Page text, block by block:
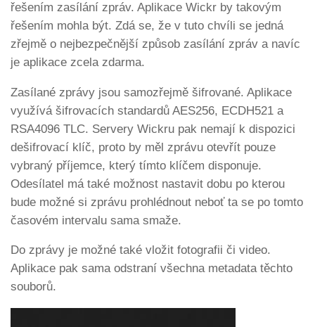
řešením zasílání zpráv. Aplikace Wickr by takovým
řešením mohla být. Zdá se, že v tuto chvíli se jedná
zřejmě o nejbezpečnější způsob zasílání zpráv a navíc
je aplikace zcela zdarma.
Zasílané zprávy jsou samozřejmě šifrované. Aplikace
využívá šifrovacích standardů AES256, ECDH521 a
RSA4096 TLC. Servery Wickru pak nemají k dispozici
dešifrovací klíč, proto by měl zprávu otevřít pouze
vybraný příjemce, který tímto klíčem disponuje.
Odesílatel má také možnost nastavit dobu po kterou
bude možné si zprávu prohlédnout neboť ta se po tomto
časovém intervalu sama smaže.
Do zprávy je možné také vložit fotografii či video.
Aplikace pak sama odstraní všechna metadata těchto
souborů.